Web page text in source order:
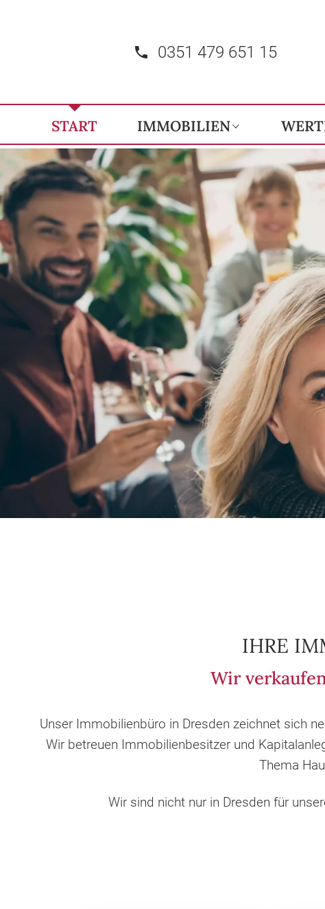
0351 479 651 15
START IMMOBILIEN
Immobilienangebote
Referenzen
IHRE
Wir
Unser Immobilienbüro in Dresden zeichnet sich
Wir betreuen Immobilienbesitzer und
Thema
Wir sind nicht nur in Dresden für